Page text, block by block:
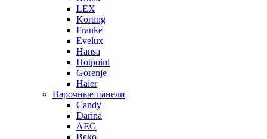
LEX
Korting
Franke
Evelux
Hansa
Hotpoint
Gorenje
Haier
Варочные панели
Candy
Darina
AEG